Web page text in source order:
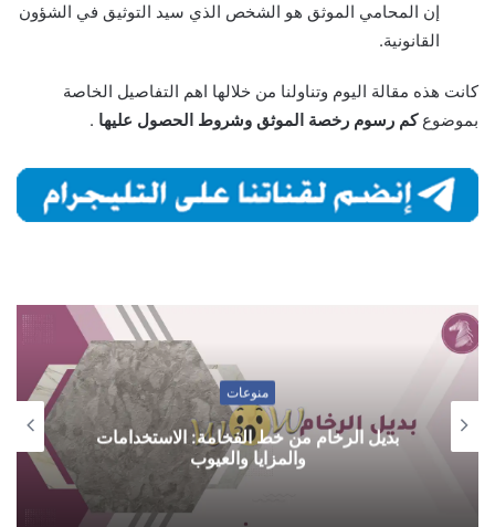
إن المحامي الموثق هو الشخص الذي سيد التوثيق في الشؤون
القانونية.
كانت هذه مقالة اليوم وتناولنا من خلالها اهم التفاصيل الخاصة
بموضوعكم رسوم رخصة الموثق وشروط الحصول عليها .
منوعات
بديل الرخام من خط الفخامة: الاستخدامات
والمزايا والعيوب